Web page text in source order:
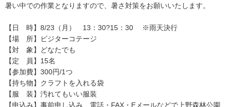
暑い中での作業となりますので、暑さ対策をお願いいたします。
【日 時】8/23（月） 13：30?15：30 ※雨天決行
【場 所】ビジターコテージ
【対 象】どなたでも
【定 員】15名
【参加費】300円/1つ
【持ち物】クラフトを入れる袋
【服 装】汚れてもいい服装
【申込み】事前申し込み 電話・FAX・Eメールなどで上野森林公園